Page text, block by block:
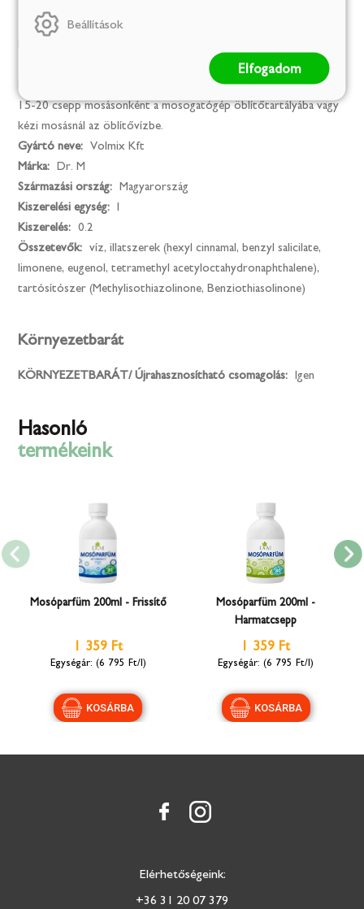
Tulajdonságok:
Gyermekektől elzárva tartandó!
Használat előtt felrázandó. Mindössze
15-20 csepp mosásonként a mosogatógép öblítőtartályába vagy
kézi mosásnál az öblítővízbe.
Gyártó neve:
Volmix Kft
Márka:
Dr. M
Származási ország:
Magyarország
Kiszerelési egység:
Kiszerelés:
0.2
Összetevők:
víz, illatszerek (hexyl cinnamal, benzyl salicilate,
limonene, eugenol, tetramethyl acetyloctahydronaphthalene),
tartósítószer (Methylisothiazolinone, Benziothiasolinone)
Környezetbarát
KÖRNYEZETBARÁT/ Újrahasznosítható csomagolás: Igen
Hasonló
termékeink
Mosóparfüm 200ml - Frissítő
1 359 Ft
(6 795 Ft/l)
Mosóparfüm 200ml -
Harmatcsepp
1 359 Ft
(6 795 Ft/l)
Elérhetőségeink:
+36 31 20 07 379
Beállítások
Elfogadom